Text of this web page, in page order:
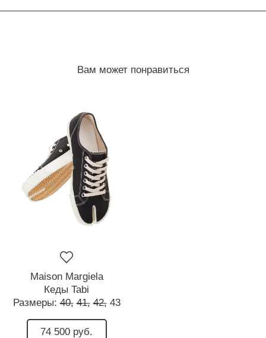
Вам может понравиться
Maison Margiela
Кеды Tabi
Размеры:40, 41, 42, 43
74 500 руб.